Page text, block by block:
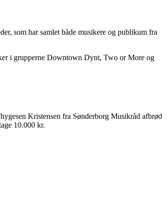
som har samlet både musikere og publikum fra
i grupperne Downtown Dynt, Two or More og
Kristensen fra Sønderborg Musikråd afbrød
10.000 kr.